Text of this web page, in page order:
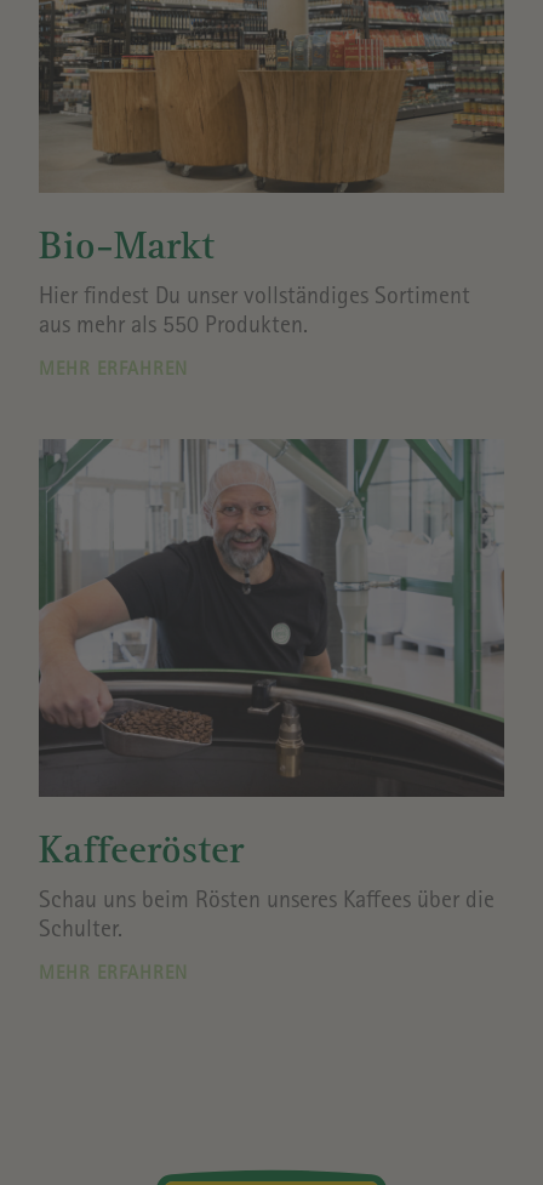
Bio-Markt
Hier findest Du unser vollständiges Sortiment
aus mehr als 550 Produkten.
MEHR ERFAHREN
Kaffeeröster
Schau uns beim Rösten unseres Kaffees über die
Schulter.
MEHR ERFAHREN